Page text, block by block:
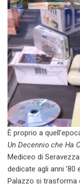
È proprio a
Un Decennio che Ha
Mediceo di
dedicate agli anni ’80
Palazzo si trasforma